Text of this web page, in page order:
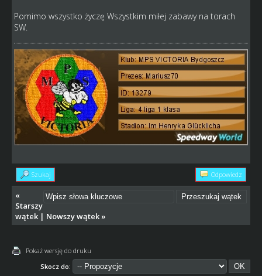
Pomimo wszystko życzę Wszystkim miłej zabawy na torach
SW.
Szukaj Odpowiedz
«
Starszy
wątek| Nowszy wątek»
Pokaż wersję do druku
Skocz do: